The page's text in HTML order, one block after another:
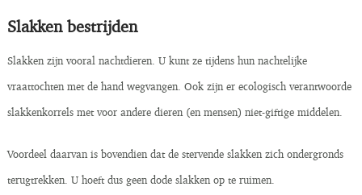
Slakken bestrijden
Slakken zijn vooral nachtdieren. U kunt ze tijdens hun nachtelijke
vraattochten met de hand wegvangen. Ook zijn er ecologisch verantwoorde
slakkenkorrels met voor andere dieren (en mensen) niet-giftige middelen.
Voordeel daarvan is bovendien dat de stervende slakken zich ondergronds
terugtrekken. U hoeft dus geen dode slakken op te ruimen.